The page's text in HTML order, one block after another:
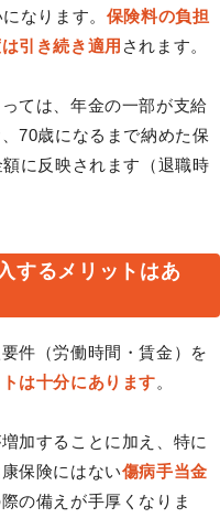
なります。 保険料の負担
引き続き適用 されます。
ては、年金の一部が支給
70歳になるまで納めた保
に反映されます（退職時
するメリットはあ
件（労働時間・賃金）を
トは十分にあります。
加することに加え、特に
保険にはない傷病手当金
の備えが手厚くなりま